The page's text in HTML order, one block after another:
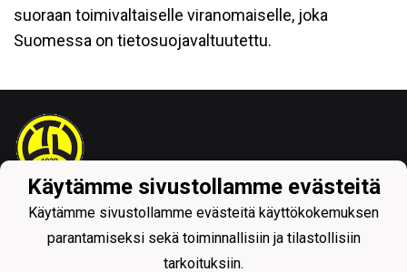
suoraan toimivaltaiselle viranomaiselle, joka
Suomessa on tietosuojavaltuutettu.
Tietosuojaseloste
Käytämme sivustollamme evästeitä
Käytämme sivustollamme evästeitä käyttökokemuksen
parantamiseksi sekä toiminnallisiin ja tilastollisiin
tarkoituksiin.